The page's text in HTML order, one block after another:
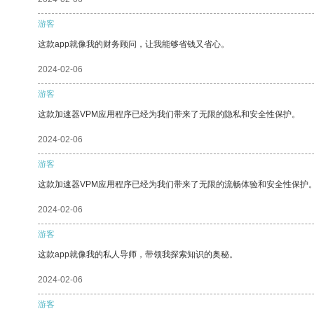
游客
这款app就像我的财务顾问，让我能够省钱又省心。
2024-02-06
游客
这款加速器VPM应用程序已经为我们带来了无限的隐私和安全性保护。
2024-02-06
游客
这款加速器VPM应用程序已经为我们带来了无限的流畅体验和安全性保护
2024-02-06
游客
这款app就像我的私人导师，带领我探索知识的奥秘。
2024-02-06
游客